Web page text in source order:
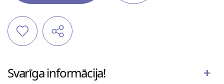
Svarīga informācija!